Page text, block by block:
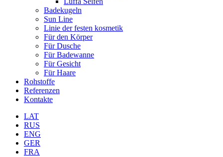
Badekugeln
Sun Line
Linie der festen kosmetik
Für den Körper
Für Dusche
Für Badewanne
Für Gesicht
Für Haare
Rohstoffe
Referenzen
Kontakte
LAT
RUS
ENG
GER
FRA